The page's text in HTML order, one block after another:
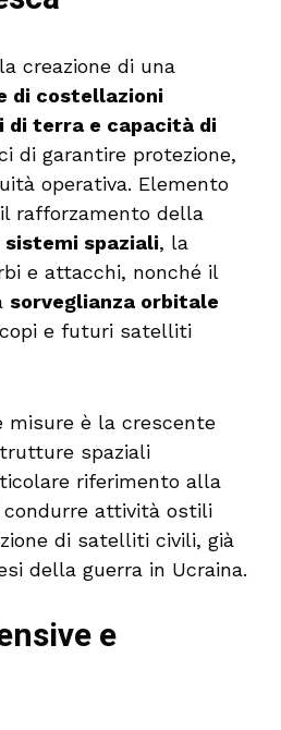
creazione di una
di costellazioni
terra e capacità di
di garantire protezione,
operativa. Elemento
rafforzamento della
sistemi spaziali, la
e attacchi, nonché il
sorveglianza orbitale
e futuri satelliti
misure è la crescente
spaziali
riferimento alla
condurre attività ostili
di satelliti civili, già
della guerra in Ucraina.
e